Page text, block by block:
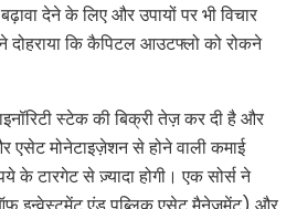
देने के लिए और उपायों पर भी विचार
दोहराया कि कैपिटल आउटफ्लो को रोकने
स्टेक की बिक्री तेज़ कर दी है और
एसेट मोनेटाइज़ेशन से होने वाली कमाई
टारगेट से ज़्यादा होगी। एक सोर्स ने